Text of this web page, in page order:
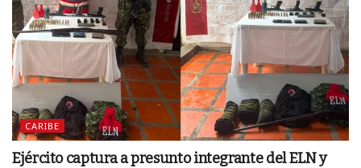
CARIBE
Ejército captura a presunto integrante del ELN y